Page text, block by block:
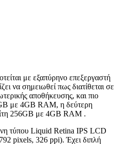
με εξαπύρηνο επεξεργαστή
να σημειωθεί πως διατίθεται σε
αποθήκευσης, και πιο
με 4GB RAM, η δεύτερη
256GB με 4GB RAM .
τύπου Liquid Retina IPS LCD
pixels, 326 ppi). Έχει διπλή